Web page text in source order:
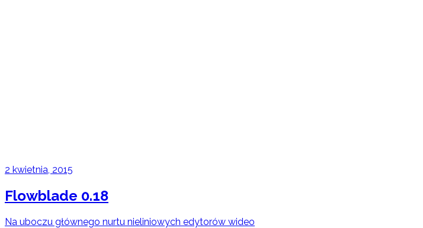
2 kwietnia, 2015
Flowblade 0.18
Na uboczu głównego nurtu nieliniowych edytorów wideo